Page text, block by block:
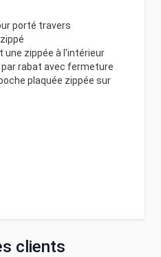
porté travers
une zippée à l'intérieur
rabat avec fermeture
plaquée zippée sur
clients